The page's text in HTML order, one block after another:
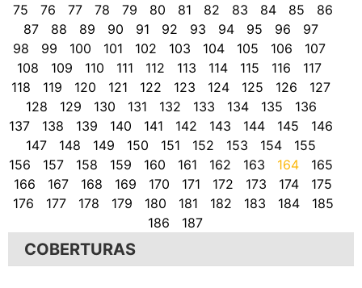
75
76 77 78 79 80 81 82 83 84 85
86
87
88 89 90 91 92 93 94 95 96
97
98
99 100 101 102 103 104 105 106
107
108
109 110 111 112 113 114 115 116
117
118
119 120 121 122 123 124 125 126
127
128
129 130 131 132 133 134 135
136
137
138 139 140 141 142 143 144 145
146
147
148 149 150 151 152 153 154
155
156
157 158 159 160 161 162 163 164
165
166
167 168 169 170 171 172 173 174
175
176
177 178 179 180 181 182 183 184
185
186
187
COBERTURAS